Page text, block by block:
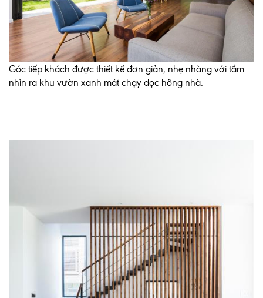
Góc tiếp khách được thiết kế đơn giản, nhẹ nhàng với tầm
nhìn ra khu vườn xanh mát chạy dọc hông nhà.